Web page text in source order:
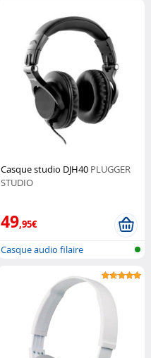
Casque studio DJH40 PLUGGER
STUDIO
49,95€
Casque audio filaire